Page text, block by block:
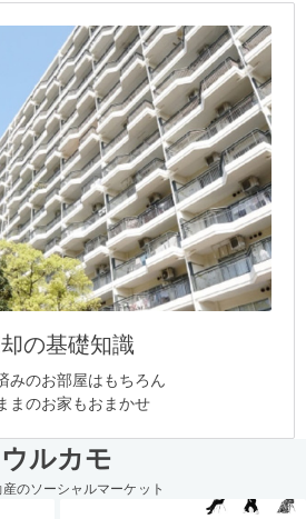
の基礎知識
みのお部屋はもちろん
まのお家もおまかせ
ウルカモ
のソーシャルマーケット